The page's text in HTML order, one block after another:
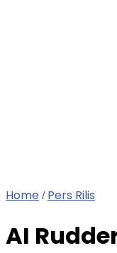
Home / Pers Rilis
AI